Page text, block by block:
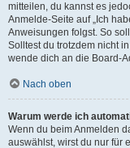
mitteilen, du kannst es
Anmelde-Seite auf „Ich
Anweisungen folgst. So
Solltest du trotzdem nicht
wende dich an die Board-
Nach oben
Warum werde ich
Wenn du beim Anmelden
auswählst, wirst du nur für